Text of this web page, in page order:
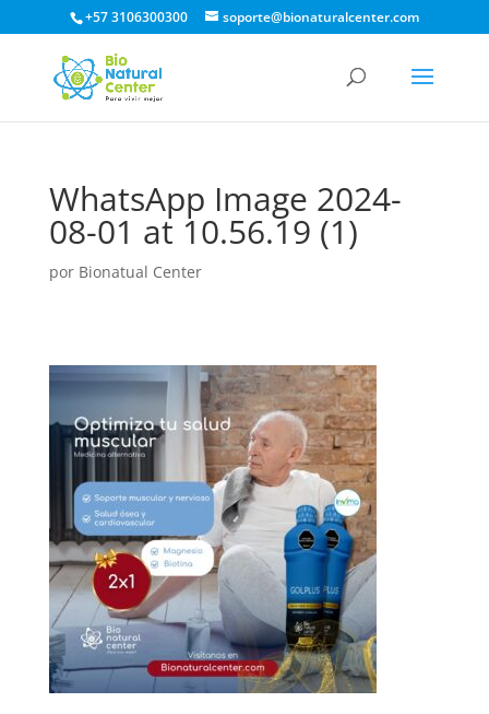
+57 3106300300 soporte@bionaturalcenter.com
WhatsApp Image 2024-
08-01 at 10.56.19 (1)
por Bionatual Center